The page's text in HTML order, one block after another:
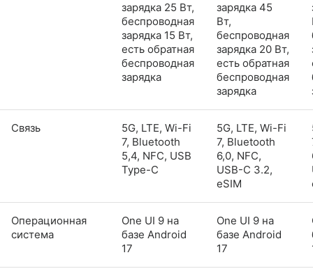
зарядка 25 Вт,
беспроводная
зарядка 15 Вт,
есть обратная
беспроводная
зарядка
зарядка 45
Вт,
беспроводная
зарядка 20 Вт,
есть обратная
беспроводная
зарядка
Связь
5G, LTE, Wi-Fi
7, Bluetooth
5,4, NFC, USB
Type-C
5G, LTE, Wi-Fi
7, Bluetooth
6,0, NFC,
USB-C 3.2,
eSIM
Операционная
система
One UI 9 на
базе Android
17
One UI 9 на
базе Android
17